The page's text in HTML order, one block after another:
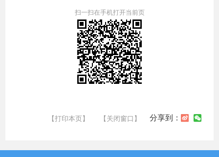
扫一扫在手机打开当前页
【打印本页】 【关闭窗口】 分享到：